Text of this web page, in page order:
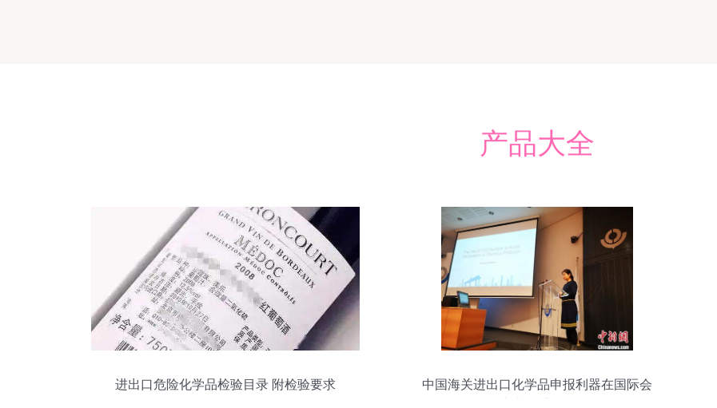
产品大全
进出口危险化学品检验目录 附检验要求
中国海关进出口化学品申报利器在国际会